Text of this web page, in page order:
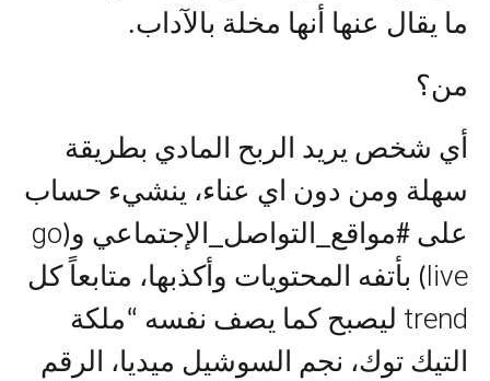
ما يقال عنها أنها مخلة بالآداب.
من؟
أي شخص يريد الربح المادي بطريقة
سهلة ومن دون اي عناء، ينشيء حساب
على #مواقع_التواصل_الإجتماعي و(go
live) بأتفه المحتويات وأكذبها، متابعاً كل
trend ليصبح كما يصف نفسه “ملكة
التيك توك، نجم السوشيل ميديا، الرقم